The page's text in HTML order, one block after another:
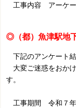
工事内容 アーケ
◎（都）魚津駅地
下記のアンケート結
大変ご迷惑をおか
す。
工事期間 令和７年